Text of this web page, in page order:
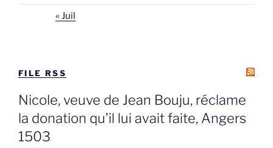
« Juil
FILE RSS
Nicole, veuve de Jean Bouju, réclame
la donation qu’il lui avait faite, Angers
1503